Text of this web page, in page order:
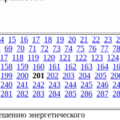
15 16 17 18 19 20 21 22 23
69 70 71 72 73 74 75 76 77 78
118 119 120 121 122 123 124
158 159 160 161 162 163 164
199 200 201 202 203 204 205
240 241 242 243 244 245 246
281 282 283 284 285 286 287
энергетического